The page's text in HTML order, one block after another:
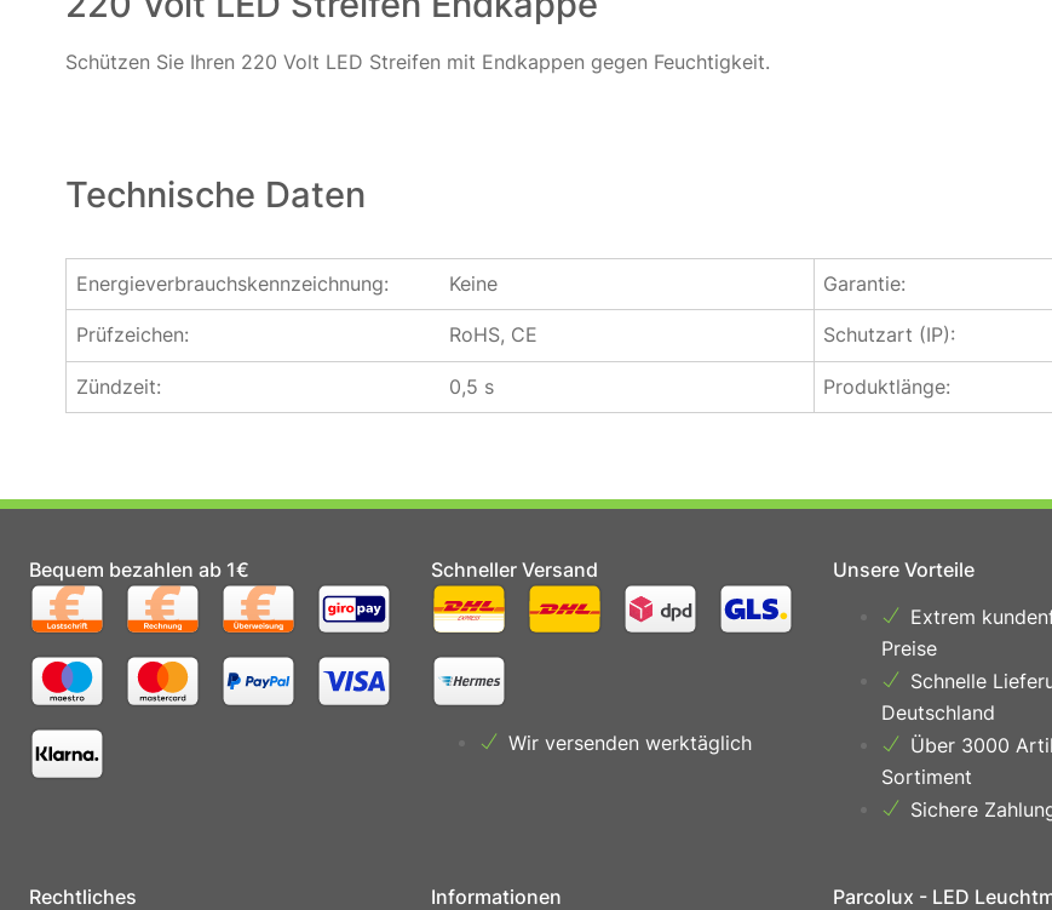
Schützen Sie Ihren 220 Volt LED Streifen mit Endkappen gegen Feuchtigkeit.
Technische Daten
Energieverbrauchskennzeichnung: Keine Garantie:
Prüfzeichen: RoHS, CE Schutzart (IP):
Zündzeit: 0,5 s Produktlänge:
Bequem bezahlen ab 1€ Schneller Versand
Wir versenden werktäglich
Unsere Vorteile
Extrem
Preise
Schnelle
Deutschland
Über 3000
Sortiment
Sichere
Rechtliches Informationen Parcolux - LED